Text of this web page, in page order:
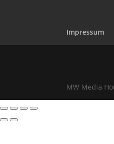
Impressum
MW Media